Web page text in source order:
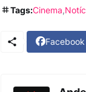
Tags:Cinema
Facebook